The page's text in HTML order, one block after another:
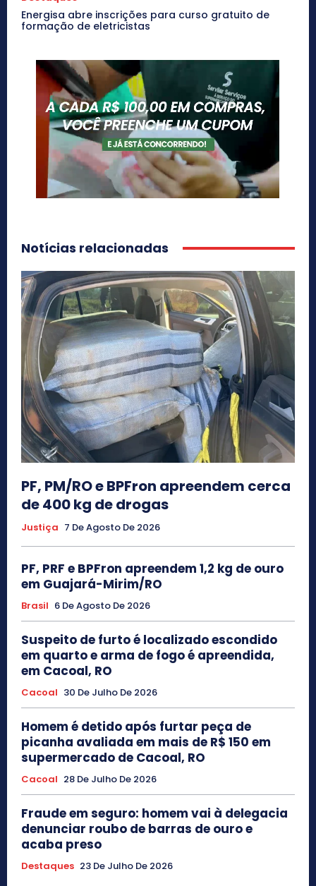
Energisa abre inscrições para curso gratuito de
formação de eletricistas
Notícias relacionadas
PF, PM/RO e BPFron apreendem cerca
de 400 kg de drogas
Justiça 7 De Agosto De 2026
PF, PRF e BPFron apreendem 1,2 kg de ouro
em Guajará-Mirim/RO
Brasil 6 De Agosto De 2026
Suspeito de furto é localizado escondido
em quarto e arma de fogo é apreendida,
em Cacoal, RO
Cacoal 30 De Julho De 2026
Homem é detido após furtar peça de
picanha avaliada em mais de R$ 150 em
supermercado de Cacoal, RO
Cacoal 28 De Julho De 2026
Fraude em seguro: homem vai à delegacia
denunciar roubo de barras de ouro e
acaba preso
Destaques 23 De Julho De 2026